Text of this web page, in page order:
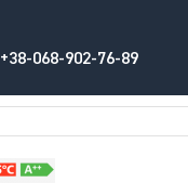
+38-068-902-76-89